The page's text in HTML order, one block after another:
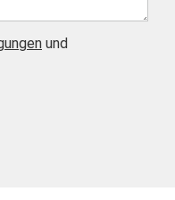
und